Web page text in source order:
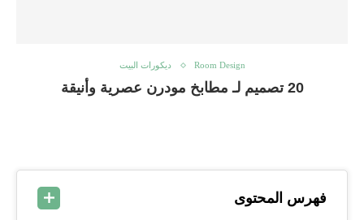
Room Design ديكورات البيت
20 تصميم لـ مطابخ مودرن عصرية وأنيقة
فهرس المحتوى